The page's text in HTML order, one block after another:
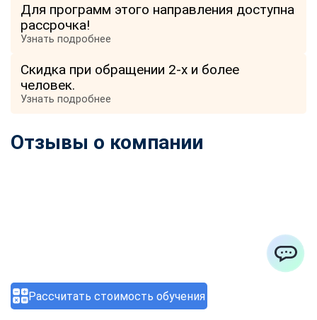
Рассчитать стоимость обучения
Для программ этого направления доступна
рассрочка!
Узнать подробнее
Скидка при обращении 2-х и более
человек.
Узнать подробнее
Отзывы о компании